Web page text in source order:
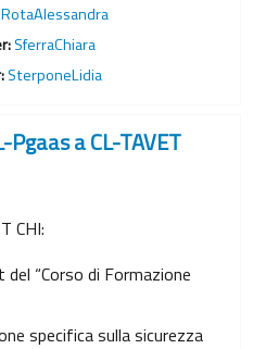
RotaAlessandra
SferraChiara
SterponeLidia
a CL-TAVET
CHI:
“Corso di Formazione
specifica sulla sicurezza